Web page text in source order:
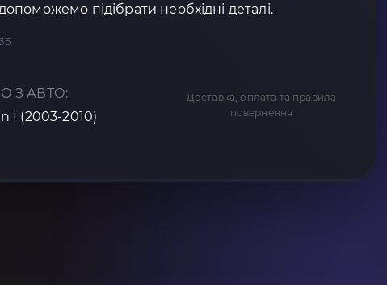
підібрати необхідні деталі.
З АВТО:
I (2003-2010)
Доставка, оплата та правила
повернення